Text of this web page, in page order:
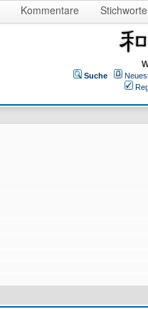
Kommentare Stichworte
Suche